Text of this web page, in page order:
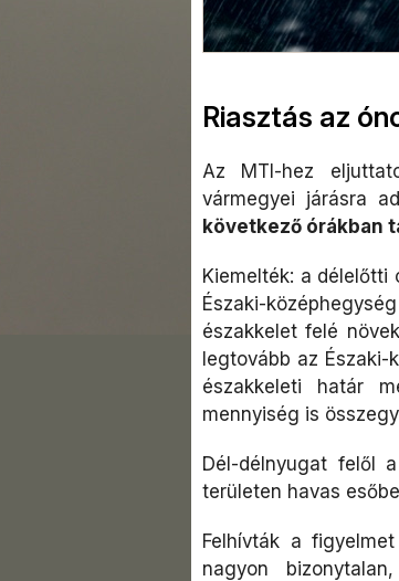
Riasztás az
Az MTI-hez
vármegyei járásra
következő órákban
Kiemelték: a délelőtti
Északi-
északkelet felé
legtovább az Északi-
északkeleti határ
mennyiség is
Dél-délnyugat felől
területen havas
Felhívták a
nagyon